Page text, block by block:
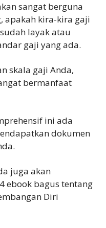
sangat berguna
apakah kira-kira gaji
layak atau
gaji yang ada.
skala gaji Anda,
bermanfaat
ini ada
dokumen
juga akan
ebook bagus tentang
Diri